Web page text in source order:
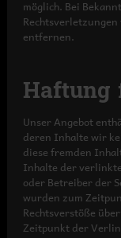
möglich. Bei
entfernen.
Unser Angebot
deren Inhalte wir
diese fremden
Inhalte der
oder Betreiber der
wurden zum
Rechtsverstöße
Zeitpunkt der